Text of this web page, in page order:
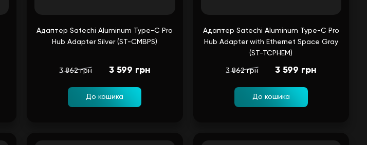
Адаптер Satechi Aluminum Type-C Pro
Hub Adapter Silver (ST-CMBPS)
3 862 грн 3 599 грн
До кошика
Адаптер Satechi Aluminum Type-C Pro
Hub Adapter with Ethernet Space Gray
(ST-TCPHEM)
3 862 грн 3 599 грн
До кошика